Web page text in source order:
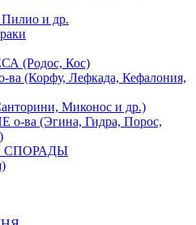
и др.
(Родос, Кос)
(Корфу, Лефкада, Кефалония,
Миконос и др.)
ва (Эгина, Гидра, Порос,
СПОРАДЫ